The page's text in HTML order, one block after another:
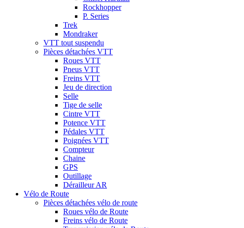
Rockhopper
P. Series
Trek
Mondraker
VTT tout suspendu
Pièces détachées VTT
Roues VTT
Pneus VTT
Freins VTT
Jeu de direction
Selle
Tige de selle
Cintre VTT
Potence VTT
Pédales VTT
Poignées VTT
Compteur
Chaine
GPS
Outillage
Dérailleur AR
Vélo de Route
Pièces détachées vélo de route
Roues vélo de Route
Freins vélo de Route